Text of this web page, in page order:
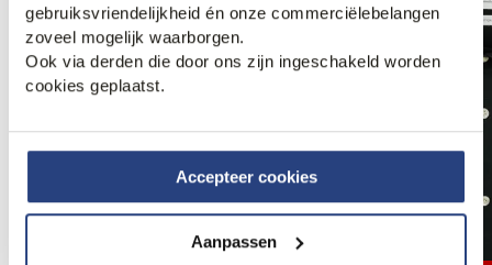
gebruiksvriendelijkheid én onze commerciëlebelangen
zoveel mogelijk waarborgen.
Ook via derden die door ons zijn ingeschakeld worden
cookies geplaatst.
Accepteer cookies
Aanpassen